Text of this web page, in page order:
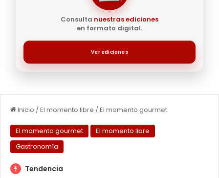
Consulta nuestras ediciones
en formato digital.
Ver ediciones
Inicio /El momento libre /El momento gourmet
El momento gourmet
El momento libre
Gastronomía
Tendencia